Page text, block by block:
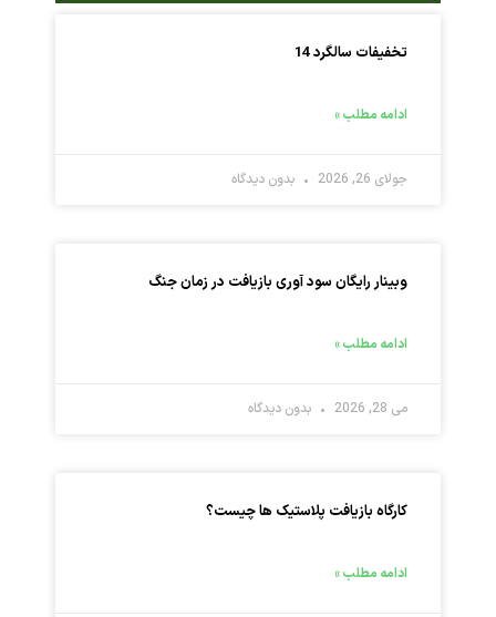
تخفیفات سالگرد 14
ادامه مطلب »
بدون دیدگاه
وبینار رایگان سود آوری بازیافت در زمان جنگ
ادامه مطلب »
بدون دیدگاه
کارگاه بازیافت پلاستیک ها چیست؟
ادامه مطلب »